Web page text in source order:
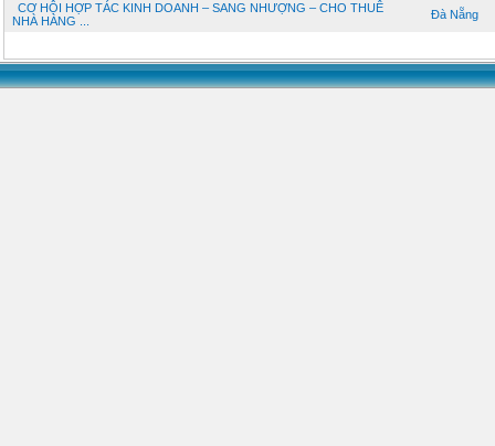
CƠ HỘI HỢP TÁC KINH DOANH – SANG NHƯỢNG – CHO THUÊ
NHÀ HÀNG ...
Đà Nẵng